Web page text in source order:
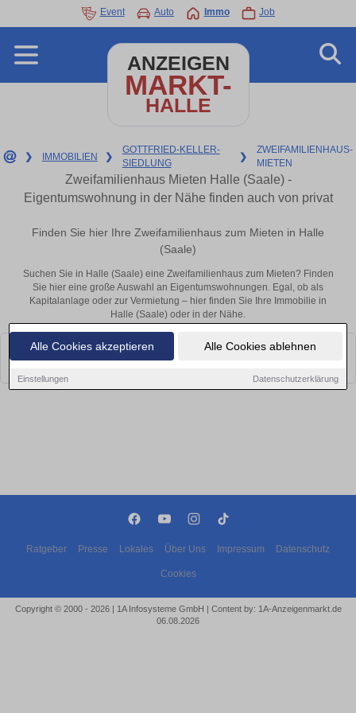
Alle Cookies akzeptieren Alle Cookies ablehnen
Einstellungen Datenschutzerklärung
Event Auto Immo Job
ANZEIGEN
MARKT-
HALLE
❯ IMMOBILIEN ❯
GOTTFRIED-KELLER-
SIEDLUNG
❯
ZWEIFAMILIENHAUS-
MIETEN
Zweifamilienhaus Mieten Halle (Saale) -
Eigentumswohnung in der Nähe finden auch von privat
Finden Sie hier Ihre Zweifamilienhaus zum Mieten in Halle
(Saale)
Suchen Sie in Halle (Saale) eine Zweifamilienhaus zum Mieten? Finden
Sie hier eine große Auswahl an Eigentumswohnungen. Egal, ob als
Kapitalanlage oder zur Vermietung – hier finden Sie Ihre Immobilie in
Halle (Saale) oder in der Nähe.
Leider konnten wir derzeit keine passenden Objekte finden. Schauen Sie
Ratgeber Presse Lokales Über Uns Impressum Datenschutz
Cookies
Copyright © 2000 - 2026 | 1A Infosysteme GmbH | Content by: 1A-Anzeigenmarkt.de
06.08.2026